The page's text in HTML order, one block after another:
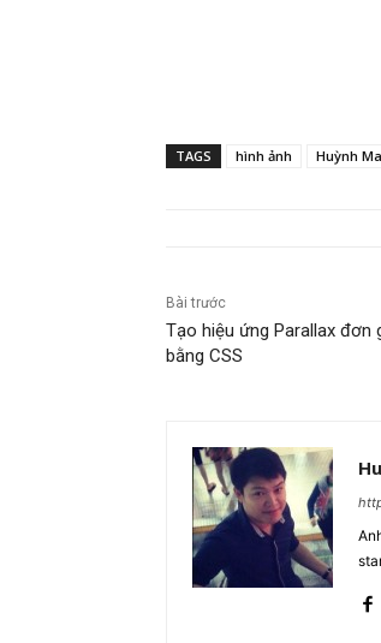
TAGS hình ảnh Huỳnh
Bài trước
Tạo hiệu ứng Parallax đơn
bằng CSS